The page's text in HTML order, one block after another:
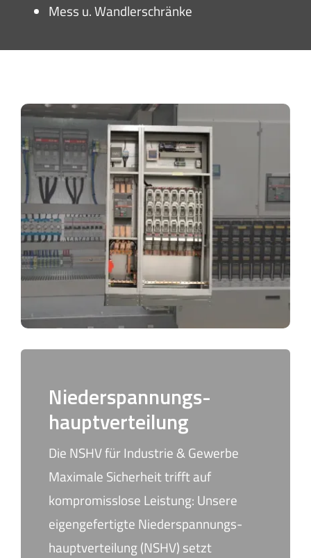
Mess u. Wandlerschränke
Niederspannungs-
hauptverteilung
Die NSHV für Industrie & Gewerbe
Maximale Sicherheit trifft auf
kompromisslose Leistung: Unsere
eigengefertigte Niederspannungs-
hauptverteilung (NSHV) setzt